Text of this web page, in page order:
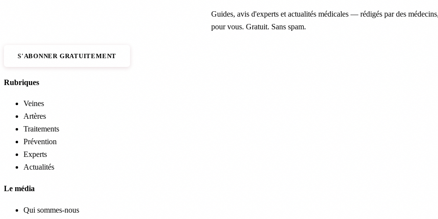
Guides, avis d'experts et actualités médicales — rédigés par des
pour vous. Gratuit. Sans spam.
S'ABONNER GRATUITEMENT
Rubriques
Veines
Artères
Traitements
Prévention
Experts
Actualités
Le média
Qui sommes-nous